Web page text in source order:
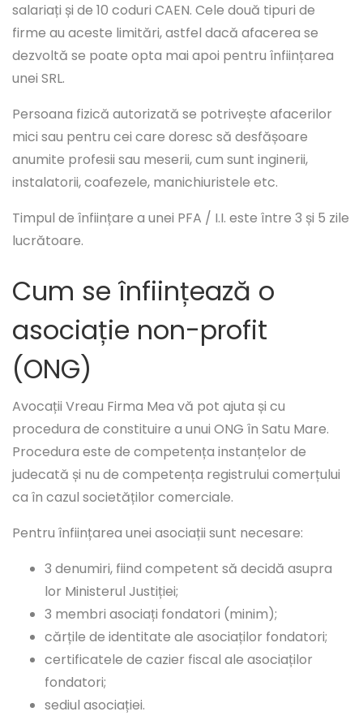
salariați și de 10 coduri CAEN. Cele două tipuri de
firme au aceste limitări, astfel dacă afacerea se
dezvoltă se poate opta mai apoi pentru înființarea
unei SRL.
Persoana fizică autorizată se potrivește afacerilor
mici sau pentru cei care doresc să desfășoare
anumite profesii sau meserii, cum sunt inginerii,
instalatorii, coafezele, manichiuristele etc.
Timpul de înființare a unei PFA / I.I. este între 3 și 5 zile
lucrătoare.
Cum se înființează o
asociație non-profit
(ONG)
Avocații Vreau Firma Mea vă pot ajuta și cu
procedura de constituire a unui ONG în Satu Mare.
Procedura este de competența instanțelor de
judecată și nu de competența registrului comerțului
ca în cazul societăților comerciale.
Pentru înființarea unei asociații sunt necesare:
3 denumiri, fiind competent să decidă asupra
lor Ministerul Justiției;
3 membri asociați fondatori (minim);
cărțile de identitate ale asociaților fondatori;
certificatele de cazier fiscal ale asociaților
fondatori;
sediul asociației.